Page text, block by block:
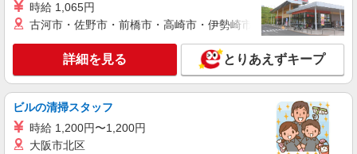
キープ 詳細を見る
[ 面接なし ]花小金井駅近くの支援員★社会活
動の見守りなど
時給1700円〜2250円 ＜日払い有/週払い有/交
時給 1,065円
古河市・佐野市・前橋市・高崎市・伊勢崎市・太田市・館林市
詳細を見る とりあえずキープ
ビルの清掃スタッフ
時給 1,200円〜1,200円
大阪市北区